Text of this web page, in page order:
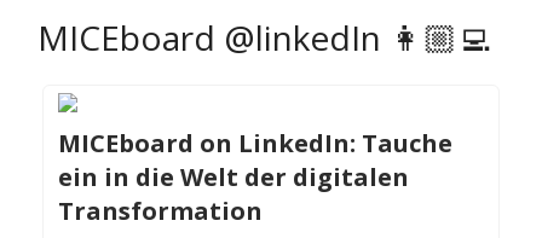
MICEboard @linkedIn 👩🏼‍💻
MICEboard on LinkedIn: Tauche
ein in die Welt der digitalen
Transformation